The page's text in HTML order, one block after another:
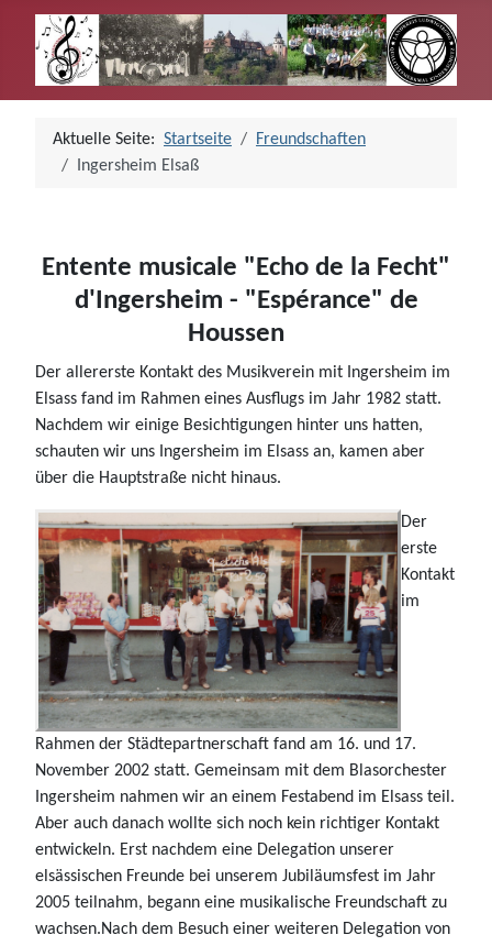
Aktuelle Seite: Startseite
Freundschaften
Ingersheim Elsaß
Entente musicale "Echo de la Fecht"
d'Ingersheim - "Espérance" de
Houssen
Der allererste Kontakt des Musikverein mit Ingersheim im
Elsass fand im Rahmen eines Ausflugs im Jahr 1982 statt.
Nachdem wir einige Besichtigungen hinter uns hatten,
schauten wir uns Ingersheim im Elsass an, kamen aber
über die Hauptstraße nicht hinaus.
Der
erste
Kontakt
im
Rahmen der Städtepartnerschaft fand am 16. und 17.
November 2002 statt. Gemeinsam mit dem Blasorchester
Ingersheim nahmen wir an einem Festabend im Elsass teil.
Aber auch danach wollte sich noch kein richtiger Kontakt
entwickeln. Erst nachdem eine Delegation unserer
elsässischen Freunde bei unserem Jubiläumsfest im Jahr
2005 teilnahm, begann eine musikalische Freundschaft zu
wachsen.Nach dem Besuch einer weiteren Delegation von